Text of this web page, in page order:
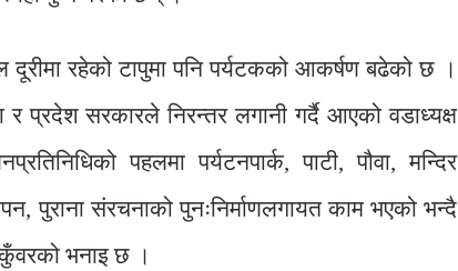
रहेको टापुमा पनि पर्यटकको आकर्षण बढेको छ ।
र प्रदेश सरकारले निरन्तर लगानी गर्दै आएको वडाध्यक्ष
पहलमा पर्यटनपार्क, पाटी, पौवा, मन्दिर
पुराना संरचनाको पुनःनिर्माणलगायत काम भएको भन्दै
कुँवरको भनाइ छ ।